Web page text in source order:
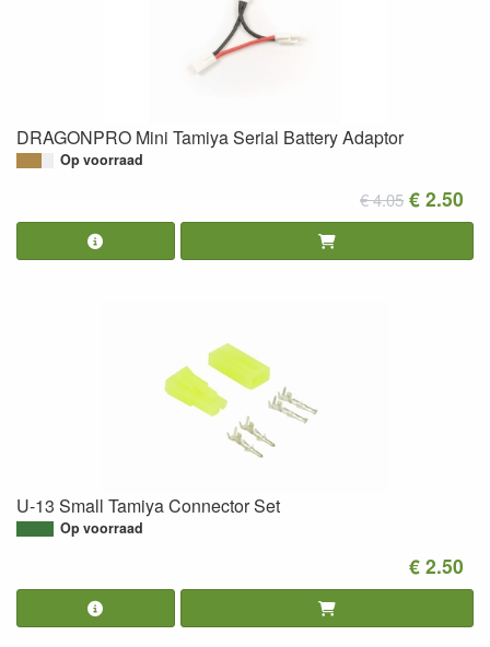
DRAGONPRO Mini Tamiya Serial Battery Adaptor
Op voorraad
€ 4.05 € 2.50
U-13 Small Tamiya Connector Set
Op voorraad
€ 2.50